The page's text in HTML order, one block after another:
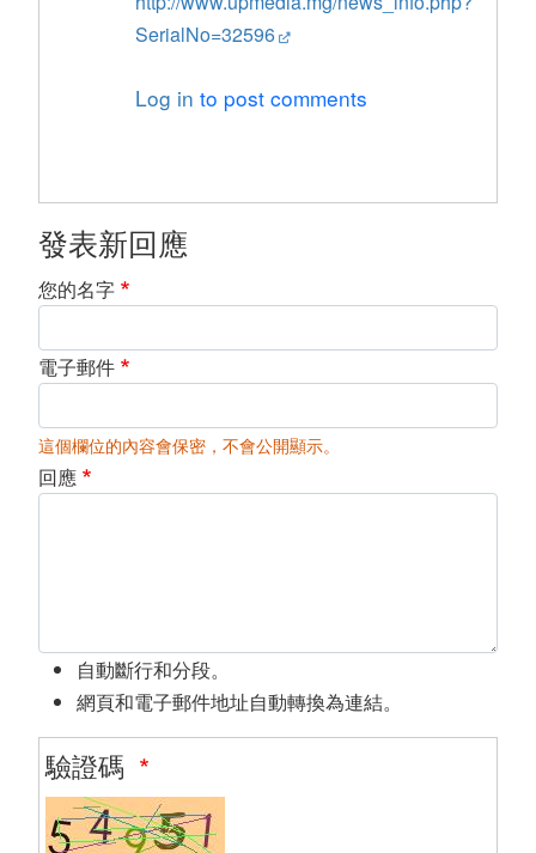
SerialNo=32596
Log in to post comments
發表新回應
您的名字
電子郵件
這個欄位的內容會保密，不會公開顯示。
回應
自動斷行和分段。
網頁和電子郵件地址自動轉換為連結。
驗證碼